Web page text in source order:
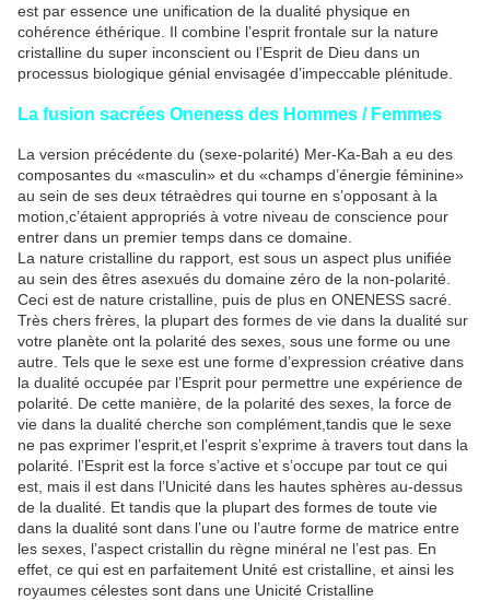
est par essence une unification de la dualité physique en
cohérence éthérique. Il combine l’esprit frontale sur la nature
cristalline du super inconscient ou l’Esprit de Dieu dans un
processus biologique génial envisagée d’impeccable plénitude.
La fusion sacrées Oneness des Hommes / Femmes
La version précédente du (sexe-polarité) Mer-Ka-Bah a eu des
composantes du «masculin» et du «champs d’énergie féminine»
au sein de ses deux tétraèdres qui tourne en s’opposant à la
motion,c’étaient appropriés à votre niveau de conscience pour
entrer dans un premier temps dans ce domaine.
La nature cristalline du rapport, est sous un aspect plus unifiée
au sein des êtres asexués du domaine zéro de la non-polarité.
Ceci est de nature cristalline, puis de plus en ONENESS sacré.
Très chers frères, la plupart des formes de vie dans la dualité sur
votre planète ont la polarité des sexes, sous une forme ou une
autre. Tels que le sexe est une forme d’expression créative dans
la dualité occupée par l’Esprit pour permettre une expérience de
polarité. De cette manière, de la polarité des sexes, la force de
vie dans la dualité cherche son complément,tandis que le sexe
ne pas exprimer l’esprit,et l’esprit s’exprime à travers tout dans la
polarité. l’Esprit est la force s’active et s’occupe par tout ce qui
est, mais il est dans l’Unicité dans les hautes sphères au-dessus
de la dualité. Et tandis que la plupart des formes de toute vie
dans la dualité sont dans l’une ou l’autre forme de matrice entre
les sexes, l’aspect cristallin du règne minéral ne l’est pas. En
effet, ce qui est en parfaitement Unité est cristalline, et ainsi les
royaumes célestes sont dans une Unicité Cristalline